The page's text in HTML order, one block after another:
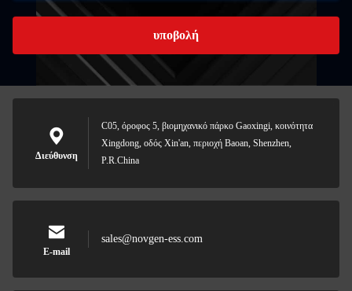
υποβολή
Διεύθυνση
C05, όροφος 5, βιομηχανικό πάρκο Gaoxingi, κοινότητα
Xingdong, οδός Xin'an, περιοχή Baoan, Shenzhen,
P.R.China
E-mail
sales@novgen-ess.com